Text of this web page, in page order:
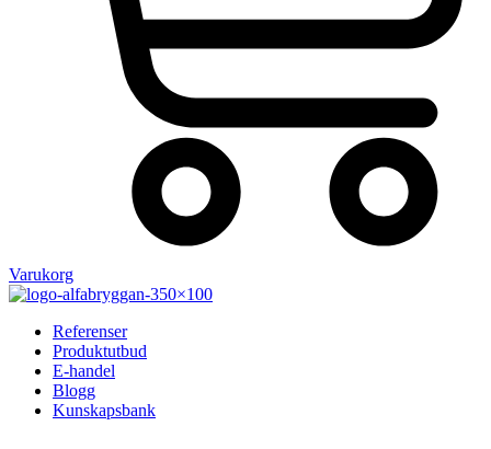
Varukorg
Referenser
Produktutbud
E-handel
Blogg
Kunskapsbank